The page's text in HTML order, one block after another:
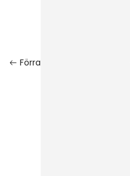
Förra